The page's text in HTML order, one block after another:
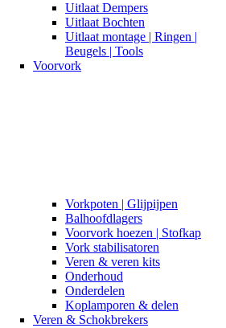
Uitlaat Dempers
Uitlaat Bochten
Uitlaat montage | Ringen |
Beugels | Tools
Voorvork
Vorkpoten | Glijpijpen
Balhoofdlagers
Voorvork hoezen | Stofkap
Vork stabilisatoren
Veren & veren kits
Onderhoud
Onderdelen
Koplamporen & delen
Veren & Schokbrekers